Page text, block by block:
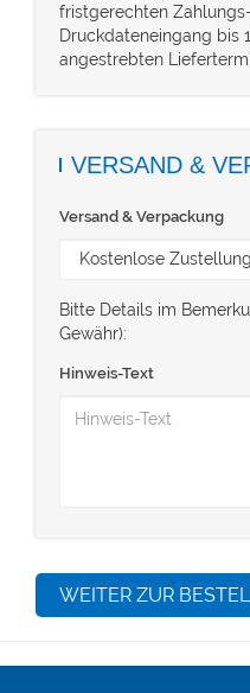
fristgerechten
Druckdateneingang bis
angestrebten
VERSAND &
Versand & Verpackung
Bitte Details im
Gewähr):
Hinweis-Text